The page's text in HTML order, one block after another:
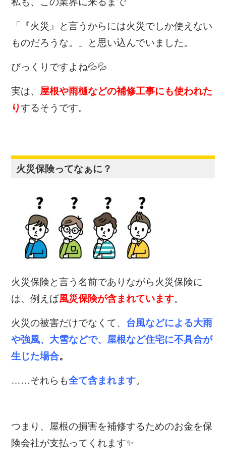
「『火災』と言うからには火災でしか使えない
ものだろうな。」と思い込んでいました。
びっくりですよね💦💦
実は、 屋根や雨樋などの補修工事にも使われた
りするそうです。
火災保険ってなぁに？
火災保険と言う名前でありながら 火災保険に
は、例えば風災保険が含まれています。
火災の被害だけでなくて、 台風などによる大雨
や強風、大雪などで、屋根など住宅に不具合が
生じた場合。
……それらも全て含まれます。
つまり、屋根の損害を補修するためのお金を保
険会社が支払ってくれます✨